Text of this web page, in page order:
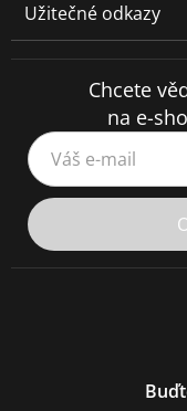
Užitečné odkazy
Chcete
na e-
Váš e-mail